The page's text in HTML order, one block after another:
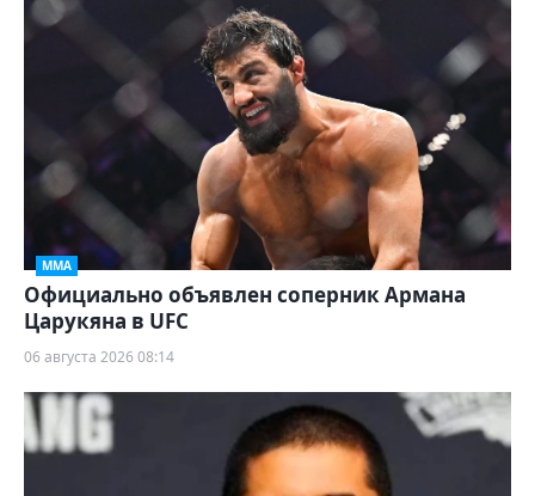
ММА
Официально объявлен соперник Армана
Царукяна в UFC
06 августа 2026 08:14